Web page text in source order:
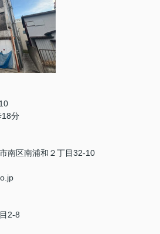
18分
南区南浦和２丁目32-10
2-8